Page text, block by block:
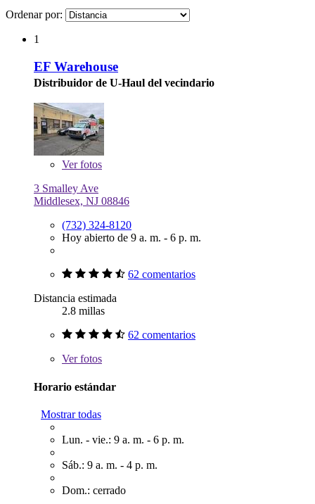
Ordenar por:
1
EF Warehouse
Distribuidor de U-Haul del vecindario
Verfotos
3 Smalley Ave
Middlesex, NJ 08846
(732) 324-8120
Hoy abierto de 9 a. m. - 6 p. m.
62 comentarios
Distancia estimada
2.8 millas
62 comentarios
Verfotos
Horario estándar
Mostrar todas
Lun. - vie.: 9 a. m. - 6 p. m.
Sáb.: 9 a. m. - 4 p. m.
Dom.: cerrado